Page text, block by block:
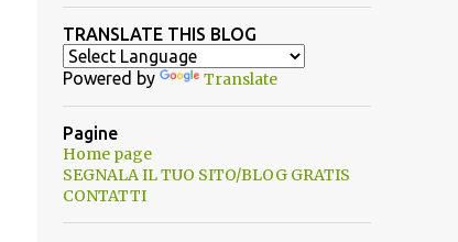
TRANSLATE THIS BLOG
Powered by Translate
Pagine
Home page
SEGNALA IL TUO SITO/BLOG GRATIS
CONTATTI